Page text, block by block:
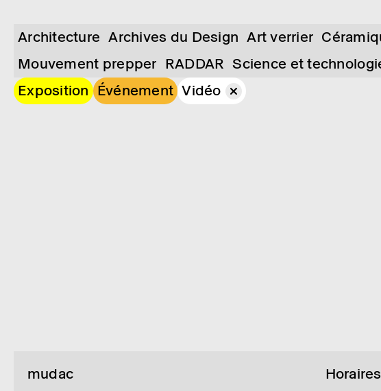
Architecture Archives du Design Art verrier
Mouvement prepper RADDAR Science et
Exposition Événement Vidéo
mudac